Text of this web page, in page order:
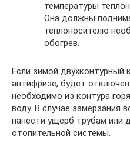
температуры
Она должны
теплоносителю
обогрев.
Если зимой
антифризе, будет
необходимо из контура
воду. В случае замерзания
нанести ущерб трубам или
отопительной системы.